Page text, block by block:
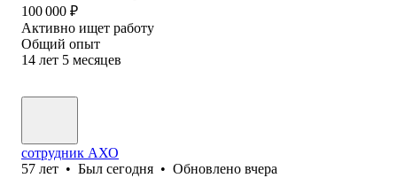
100 000 ₽
Активно ищет работу
Общий опыт
14 лет 5 месяцев
сотрудник АХО
57 лет • Был сегодня • Обновлено вчера